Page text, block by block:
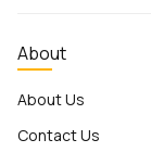
About
About Us
Contact Us